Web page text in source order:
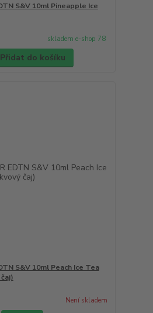
S&V 10ml Pineapple Ice
skladem e-shop 78
Přidat do košíku
S&V 10ml Peach Ice Tea
Není skladem